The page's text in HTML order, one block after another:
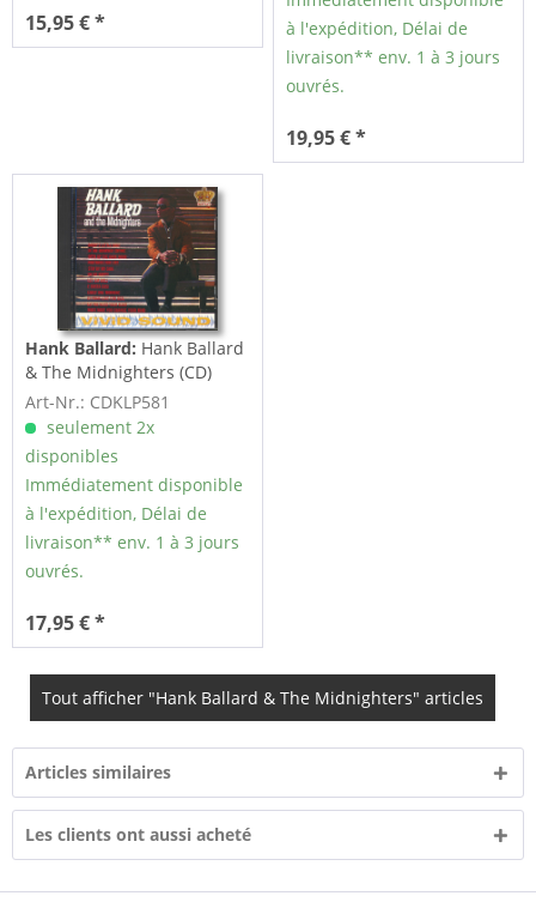
15,95 € *
à l'expédition, Délai de
livraison** env. 1 à 3 jours
ouvrés.
19,95 € *
Hank Ballard: Hank Ballard
& The Midnighters (CD)
Art-Nr.: CDKLP581
seulement 2x
disponibles
Immédiatement disponible
à l'expédition, Délai de
livraison** env. 1 à 3 jours
ouvrés.
17,95 € *
Tout afficher "Hank Ballard & The Midnighters" articles
Articles similaires
Les clients ont aussi acheté